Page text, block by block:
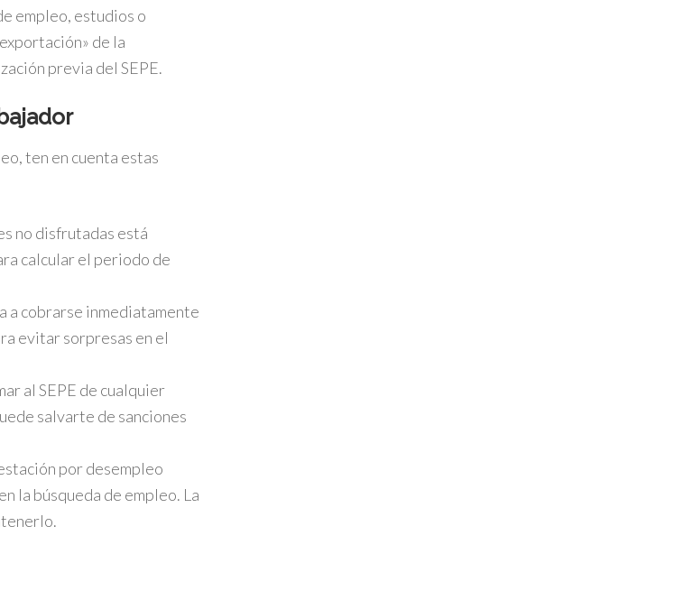
empleo, estudios o
de la
previa del SEPE.
ten en cuenta estas
no disfrutadas está
calcular el periodo de
a cobrarse inmediatamente
evitar sorpresas en el
al SEPE de cualquier
salvarte de sanciones
por desempleo
la búsqueda de empleo. La